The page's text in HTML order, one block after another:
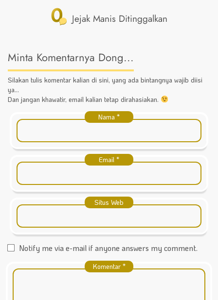
0 Jejak Manis Ditinggalkan
Minta Komentarnya Dong...
Silakan tulis komentar kalian di sini, yang ada bintangnya wajib diisi
ya...
Dan jangan khawatir, email kalian tetap dirahasiakan.
Nama *
Email *
Situs Web
Notify me via e-mail if anyone answers my comment.
Komentar *